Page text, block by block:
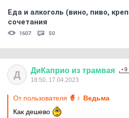
Еда и алкоголь (вино, пиво,
сочетания
1607 50
Д ДиКаприо из трамвая
18:50, 17.04.2023
От пользователя 🧙♀ Ведьма
Как дешево